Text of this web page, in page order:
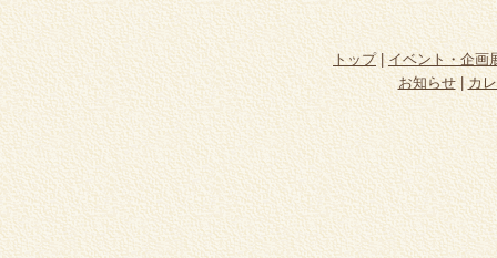
トップ|イベント・企画
お知らせ|カ